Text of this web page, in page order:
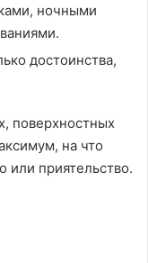
ночными
достоинства,
поверхностных
на что
или приятельство.